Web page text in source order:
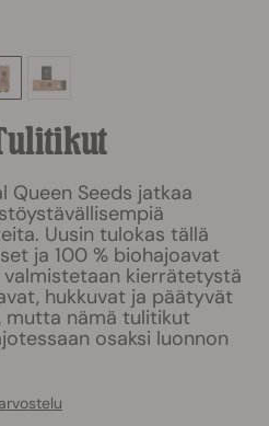
Queen Seeds jatkaa
Uusin tulokas tällä
ja 100 % biohajoavat
kierrätetystä
hukkuvat ja päätyvät
mutta nämä tulitikut
osaksi luonnon